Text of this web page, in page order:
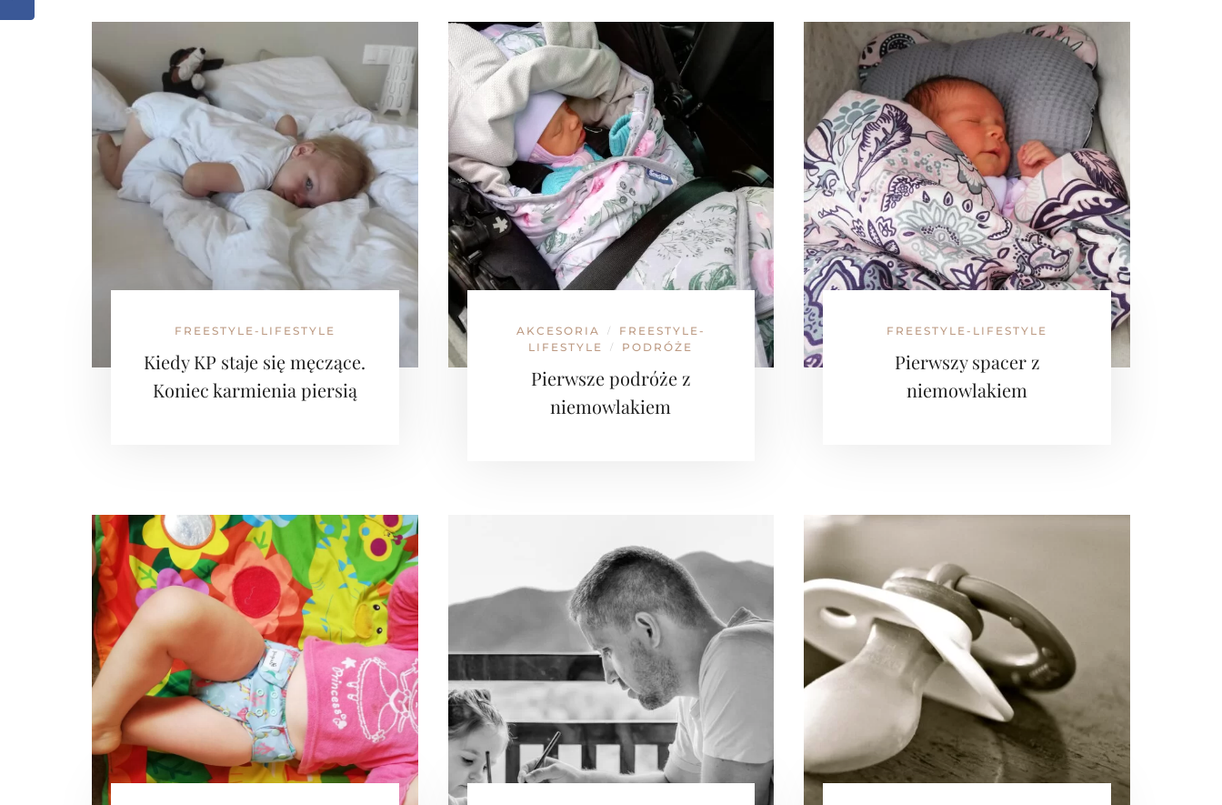
FREESTYLE-LIFESTYLE
Kiedy KP staje się męczące.
Koniec karmienia piersią
AKCESORIA /
FREESTYLE-
LIFESTYLE
/ PODRÓŻE
Pierwsze podróże z
niemowlakiem
FREESTYLE-LIFESTYLE
Pierwszy spacer z
niemowlakiem